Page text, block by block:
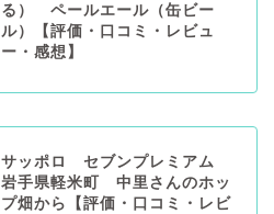
る） ペールエール（缶ビー
ル）【評価・口コミ・レビュ
ー・感想】
サッポロ セブンプレミアム
岩手県軽米町 中里さんのホッ
プ畑から【評価・口コミ・レビ